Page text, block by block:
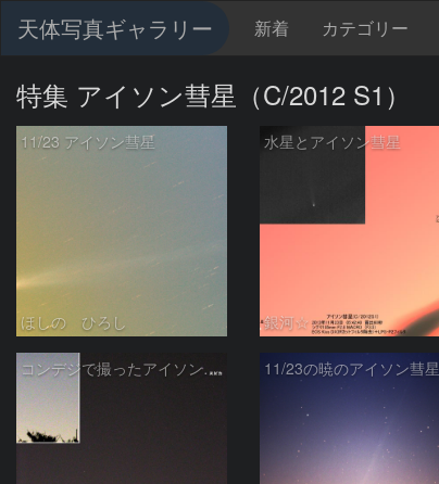
天体写真ギャラリー 新着 カテゴリー
特集 アイソン彗星（C/2012 S1）
11/23 アイソン彗星
ほしの ひろし
水星とアイソン彗星
銀河☆
コンデジで撮ったアイソン彗星（4） 11/23の暁のアイソン彗星